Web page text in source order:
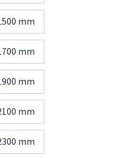
mm
mm
mm
mm
mm